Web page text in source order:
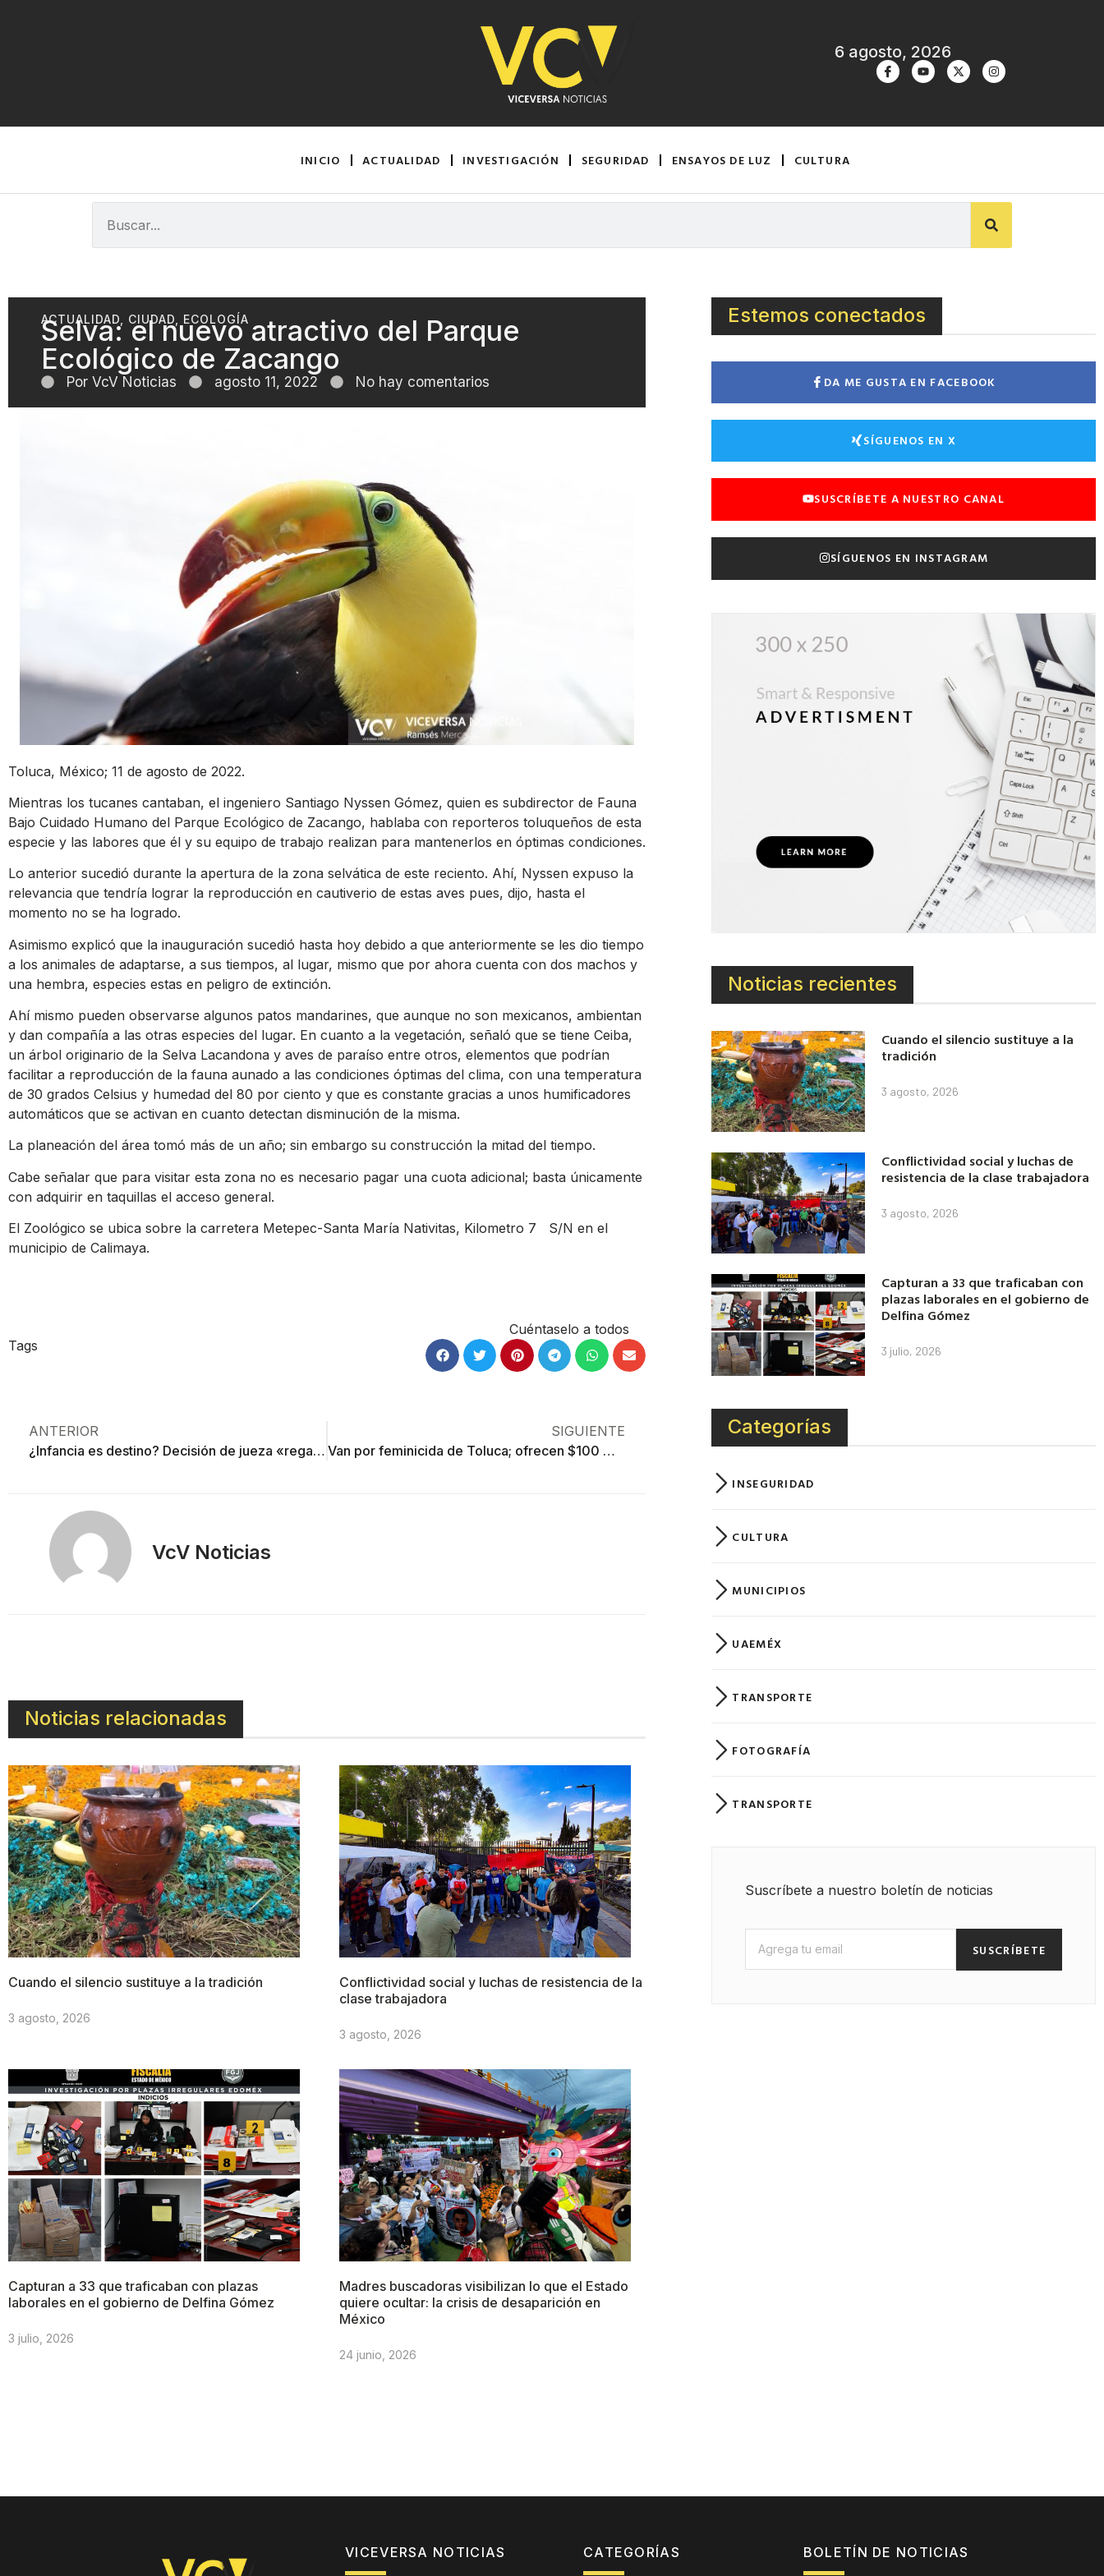
6 agosto, 2026
INICIO ACTUALIDAD INVESTIGACIÓN SEGURIDAD ENSAYOS DE LUZ CULTURA
ACTUALIDAD CIUDAD ECOLOGÍA
Selva: el nuevo atractivo del Parque
Ecológico de Zacango
Por VcV Noticias agosto 11, 2022 No hay comentarios
Toluca, México; 11 de agosto de 2022.
Mientras los tucanes cantaban, el ingeniero Santiago Nyssen Gómez, quien es subdirector de Fauna
Bajo Cuidado Humano del Parque Ecológico de Zacango, hablaba con reporteros toluqueños de esta
especie y las labores que él y su equipo de trabajo realizan para mantenerlos en óptimas condiciones.
Lo anterior sucedió durante la apertura de la zona selvática de este reciento. Ahí, Nyssen expuso la
relevancia que tendría lograr la reproducción en cautiverio de estas aves pues, dijo, hasta el
momento no se ha logrado.
Asimismo explicó que la inauguración sucedió hasta hoy debido a que anteriormente se les dio tiempo
a los animales de adaptarse, a sus tiempos, al lugar, mismo que por ahora cuenta con dos machos y
una hembra, especies estas en peligro de extinción.
Ahí mismo pueden observarse algunos patos mandarines, que aunque no son mexicanos, ambientan
y dan compañía a las otras especies del lugar. En cuanto a la vegetación, señaló que se tiene Ceiba,
un árbol originario de la Selva Lacandona y aves de paraíso entre otros, elementos que podrían
facilitar a reproducción de la fauna aunado a las condiciones óptimas del clima, con una temperatura
de 30 grados Celsius y humedad del 80 por ciento y que es constante gracias a unos humificadores
automáticos que se activan en cuanto detectan disminución de la misma.
La planeación del área tomó más de un año; sin embargo su construcción la mitad del tiempo.
Cabe señalar que para visitar esta zona no es necesario pagar una cuota adicional; basta únicamente
con adquirir en taquillas el acceso general.
El Zoológico se ubica sobre la carretera Metepec-Santa María Nativitas, Kilometro 7 S/N en el
municipio de Calimaya.
Tags
Cuéntaselo a todos
ANTERIOR
¿Infancia es destino? Decisión de jueza «regala» a niño violencia permanente
SIGUIENTE
Van por feminicida de Toluca; ofrecen $100 mil por su captura
VcV Noticias
Noticias relacionadas
Cuando el silencio sustituye a la tradición
3 agosto, 2026
Conflictividad social y luchas de resistencia de la
clase trabajadora
3 agosto, 2026
Capturan a 33 que traficaban con plazas
laborales en el gobierno de Delfina Gómez
3 julio, 2026
Madres buscadoras visibilizan lo que el Estado
quiere ocultar: la crisis de desaparición en
México
24 junio, 2026
Estemos conectados
DA ME GUSTA EN FACEBOOK
SÍGUENOS EN X
SUSCRÍBETE A NUESTRO CANAL
SÍGUENOS EN INSTAGRAM
Noticias recientes
Cuando el silencio sustituye a la
tradición
3 agosto, 2026
Conflictividad social y luchas de
resistencia de la clase trabajadora
3 agosto, 2026
Capturan a 33 que traficaban con
plazas laborales en el gobierno de
Delfina Gómez
3 julio, 2026
Categorías
INSEGURIDAD
CULTURA
MUNICIPIOS
UAEMÉX
TRANSPORTE
FOTOGRAFÍA
TRANSPORTE
Suscríbete a nuestro boletín de noticias
SUSCRÍBETE
VICEVERSA NOTICIAS CATEGORÍAS BOLETÍN DE NOTICIAS